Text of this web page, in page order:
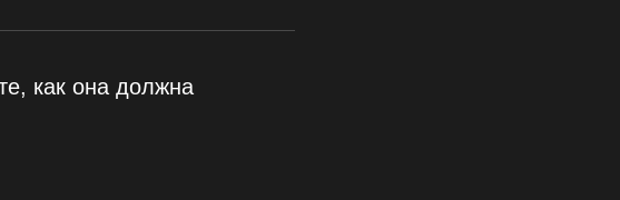
как она должна